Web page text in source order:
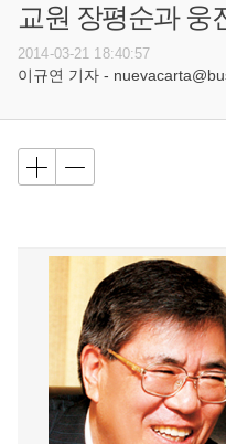
교원 장평순과 웅
2014-03-21 18:40:57
이규연 기자 -